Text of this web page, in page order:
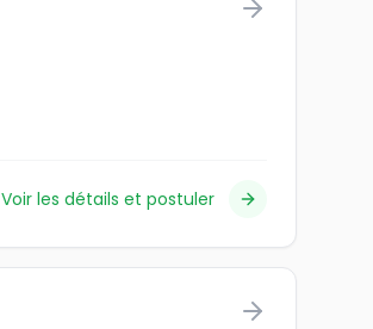
Voir les détails et postuler